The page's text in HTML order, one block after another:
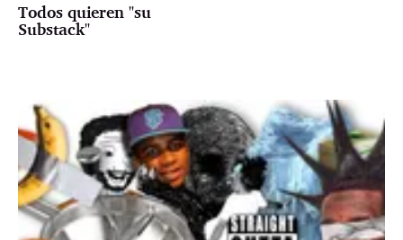
Todos quieren "su
Substack"